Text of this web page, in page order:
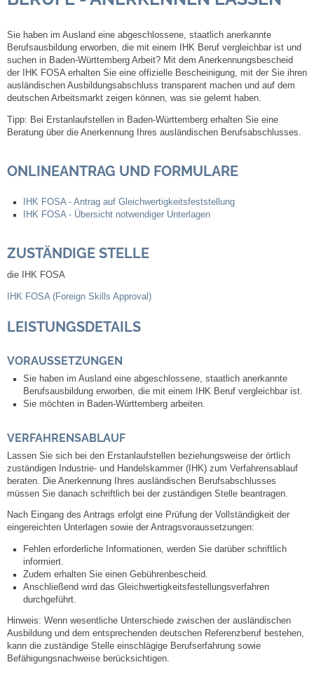
Gebühren und Beiträge
Ortsrecht
Haushalt 2026
Trinkwasser - Härtebereich
Redaktionsstatut für das Amtsblatt
Notdienste
Ortsplan
Rund um den Wein
Schlepper / Traktor
Rathaus
Aktuelles
Gemeindeverwaltung
Mitarbeiter
Stellenangebote
Sie haben im Ausland eine abgeschlossene, staatlich anerkannte
Berufsausbildung erworben, die mit einem IHK Beruf vergleichbar ist und
suchen in Baden-Württemberg Arbeit? Mit dem Anerkennungsbescheid
der IHK FOSA erhalten Sie eine offizielle Bescheinigung, mit der Sie ihren
ausländischen Ausbildungsabschluss transparent machen und auf dem
deutschen Arbeitsmarkt zeigen können, was sie gelernt haben.
Tipp: Bei Erstanlaufstellen in Baden-Württemberg erhalten Sie eine
Beratung über die Anerkennung Ihres ausländischen Berufsabschlusses.
ONLINEANTRAG UND FORMULARE
IHK FOSA - Antrag auf Gleichwertigkeitsfeststellung
IHK FOSA - Übersicht notwendiger Unterlagen
ZUSTÄNDIGE STELLE
die IHK FOSA
IHK FOSA (Foreign Skills Approval)
LEISTUNGSDETAILS
VORAUSSETZUNGEN
Sie haben im Ausland eine abgeschlossene, staatlich anerkannte
Berufsausbildung erworben, die mit einem IHK Beruf vergleichbar ist.
Sie möchten in Baden-Württemberg arbeiten.
VERFAHRENSABLAUF
Lassen Sie sich bei den Erstanlaufstellen beziehungsweise der örtlich
zuständigen Industrie- und Handelskammer (IHK) zum Verfahrensablauf
beraten. Die Anerkennung Ihres ausländischen Berufsabschlusses
müssen Sie danach schriftlich bei der zuständigen Stelle beantragen.
Nach Eingang des Antrags erfolgt eine Prüfung der Vollständigkeit der
eingereichten Unterlagen sowie der Antragsvoraussetzungen:
Fehlen erforderliche Informationen, werden Sie darüber schriftlich
informiert.
Zudem erhalten Sie einen Gebührenbescheid.
Anschließend wird das Gleichwertigkeitsfestellungsverfahren
durchgeführt.
Hinweis: Wenn wesentliche Unterschiede zwischen der ausländischen
Ausbildung und dem entsprechenden deutschen Referenzberuf bestehen,
kann die zuständige Stelle einschlägige Berufserfahrung sowie
Befähigungsnachweise berücksichtigen.